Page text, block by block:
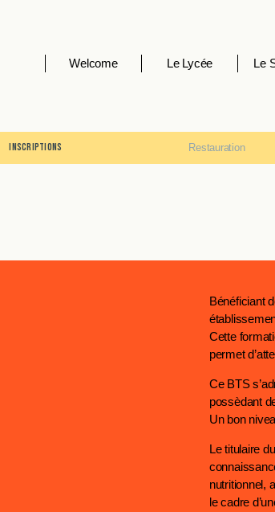
Welcome Le Lycée Le
Inscriptions Restauration
Bénéficiant
Cette
permet
Ce BTS
possèdant
Un bon
Le titulaire
nutritionnel,
le cadre